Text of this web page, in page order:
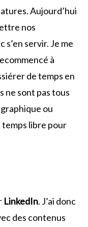
Aujourd’hui
nos
servir. Je me
à
de temps en
ne sont pas tous
ou
temps libre pour
LinkedIn. J’ai donc
des contenus